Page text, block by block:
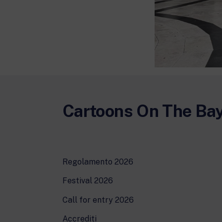
Cartoons On The
Regolamento 2026
Festival 2026
Call for entry 2026
Accrediti